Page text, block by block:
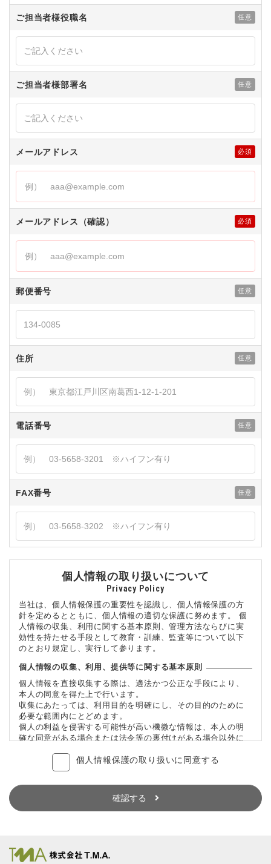
ご担当者様役職名
ご担当者様部署名
メールアドレス
メールアドレス（確認）
郵便番号
住所
電話番号
FAX番号
個人情報の取り扱いについて
Privacy Policy
当社は、個人情報保護の重要性を認識し、個人情報保護の方
針を定めるとともに、個人情報の適切な保護に努めます。 個
人情報の収集、利用に関する基本原則、管理方法ならびに実
効性を持たせる手段として教育・訓練、監査等について以下
のとおり規定し、実行して参ります。
個人情報の収集、利用、提供等に関する基本原則
個人情報を直接収集する際は、適法かつ公正な手段により、
本人の同意を得た上で行います。
収集にあたっては、利用目的を明確にし、その目的のために
必要な範囲内にとどめます。
個人の利益を侵害する可能性が高い機微な情報は、本人の明
確な同意がある場合または法令等の裏付けがある場合以外に
当社が個人情報の処理を伴う業務を外部から受託する場合や
外部へ委託する場合は、個人情報に関する秘密の保持、再委
の返却および消去等について定め、それに従います。
個人情報は、本人の同意を得た範囲内で利用、提供します。
個人情報は、正確な状態に保ち、不正アクセス、紛失・破
壊・改ざんおよび漏洩等を防止するための措置を講じます。
個人情報保護の取り扱いに同意する
確認する